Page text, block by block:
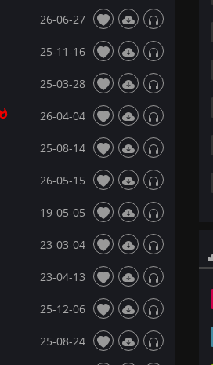
26-06-27
25-11-16
25-03-28
26-04-04
25-08-14
26-05-15
19-05-05
23-03-04
23-04-13
25-12-06
25-08-24